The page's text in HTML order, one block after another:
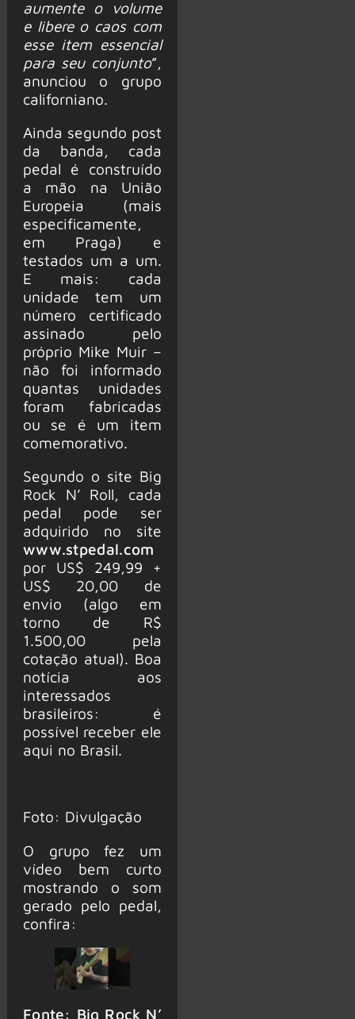
aumente o volume
e libere o caos com
esse item essencial
para seu conjunto”,
anunciou o grupo
californiano.
Ainda segundo post
da banda, cada
pedal é construído
a mão na União
Europeia (mais
especificamente,
em Praga) e
testados um a um.
E mais: cada
unidade tem um
número certificado
assinado pelo
próprio Mike Muir –
não foi informado
quantas unidades
foram fabricadas
ou se é um item
comemorativo.
Segundo o site Big
Rock N’ Roll, cada
pedal pode ser
adquirido no site
www.stpedal.com
por US$ 249,99 +
US$ 20,00 de
envio (algo em
torno de R$
1.500,00 pela
cotação atual). Boa
notícia aos
interessados
brasileiros: é
possível receber ele
aqui no Brasil.
Foto: Divulgação
O grupo fez um
vídeo bem curto
mostrando o som
gerado pelo pedal,
confira:
Fonte: Big Rock N’